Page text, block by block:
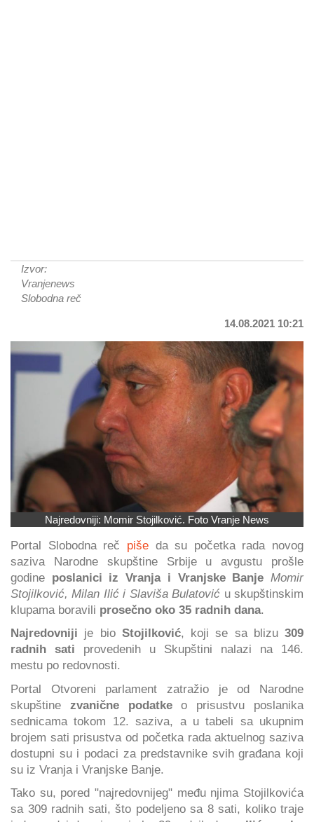
Izvor:
Vranjenews
Slobodna reč
14.08.2021 10:21
Najredovniji: Momir Stojilković. Foto Vranje News
Portal Slobodna reč pišeda su početka rada novog
saziva Narodne skupštine Srbije u avgustu prošle
godine poslanici iz Vranja i Vranjske Banje Momir
Stojilković, Milan Ilić i Slaviša Bulatović u skupštinskim
klupama boravili prosečno oko 35 radnih dana.
Najredovniji je bio Stojilković, koji se sa blizu 309
radnih sati provedenih u Skupštini nalazi na 146.
mestu po redovnosti.
Portal Otvoreni parlament zatražio je od Narodne
skupštine zvanične podatkeo prisustvu poslanika
sednicama tokom 12. saziva, a u tabeli sa ukupnim
brojem sati prisustva od početka rada aktuelnog saziva
dostupni su i podaci za predstavnike svih građana koji
su iz Vranja i Vranjske Banje.
Tako su, pored "najredovnijeg" među njima Stojilkovića
sa 309 radnih sati, što podeljeno sa 8 sati, koliko traje